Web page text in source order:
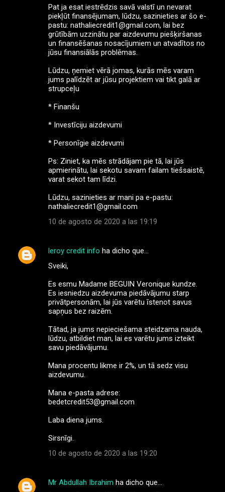
Pat ja esat iestrēdzis savā valstī un nevarat
piekļūt finansējumam, lūdzu, sazinieties ar šo e-
pastu: nathaliecredit1@gmail.com, lai bez
grūtībām uzzinātu par aizdevumu piešķiršanas
un finansēšanas nosacījumiem un atvadītos no
jūsu finansiālās problēmas.
Lūdzu, ņemiet vērā jomas, kurās mēs varam
jums palīdzēt ar jūsu projektiem vai tikt galā ar
strupceļu
* Finanšu
* Investīciju aizdevumi
* Personīgie aizdevumi
Ps: Ziniet, ka mēs strādājam pie tā, lai jūs
apmierinātu, lai sekotu savam failam tiešsaistē,
varat sekot tam līdzi.
Lūdzu, sazinieties ar mani pa e-pastu:
nathaliecredit1@gmail.com
10 de agosto de 2020 a las 19:19
leroy credit info ha dicho que…
Sveiki,
Es esmu Madame BEGUIN Veronique kundze.
Es iesniedzu aizdevuma piedāvājumu starp
privātpersonām, lai jūs varētu īstenot savus
sapņus bez raizēm.
Tātad, ja jums nepieciešama steidzama nauda, ​​
lūdzu, atbildiet man, lai es varētu jums izteikt
savu piedāvājumu.
Mana procentu likme ir 2%, un tā sedz visu
aizdevumu.
Mana e-pasta adrese:
bedetcredit53@gmail.com
Laba diena jums.
Sirsnīgi.
10 de agosto de 2020 a las 19:20
Mr Abdullah Ibrahim ha dicho que…